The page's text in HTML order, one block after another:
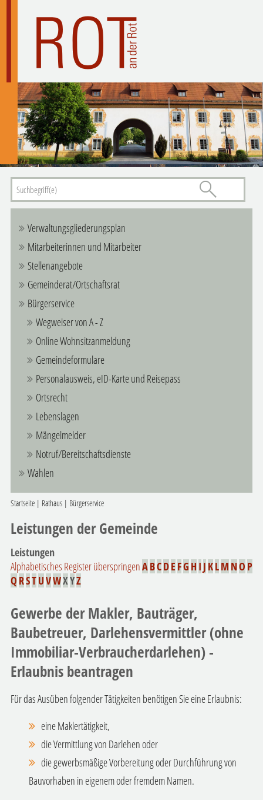
Verwaltungsgliederungsplan
Mitarbeiterinnen und Mitarbeiter
Stellenangebote
Gemeinderat/Ortschaftsrat
Bürgerservice
Wegweiser von A - Z
Online Wohnsitzanmeldung
Gemeindeformulare
Personalausweis, eID-Karte und Reisepass
Ortsrecht
Lebenslagen
Mängelmelder
Notruf/Bereitschaftsdienste
Wahlen
Startseite| Rathaus| Bürgerservice
Leistungen der Gemeinde
Leistungen
Alphabetisches Register überspringenABCDE FG H I J KLM NO P
Q RSTUVWXYZ
Gewerbe der Makler, Bauträger,
Baubetreuer, Darlehensvermittler (ohne
Immobiliar-Verbraucherdarlehen) -
Erlaubnis beantragen
Für das Ausüben folgender Tätigkeiten benötigen Sie eine Erlaubnis:
eine Maklertätigkeit,
die Vermittlung von Darlehen oder
die gewerbsmäßige Vorbereitung oder Durchführung von
Bauvorhaben in eigenem oder fremdem Namen.